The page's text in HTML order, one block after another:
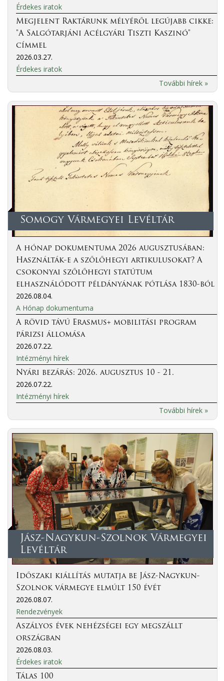
Érdekes iratok
Megjelent Raktárunk mélyéről legújabb cikke:
"A Salgótarjáni Acélgyári Tiszti Kaszinó"
címmel
2026.03.27.
Érdekes iratok
További hírek »
Somogy Vármegyei Levéltár
A hónap dokumentuma 2026 augusztusában:
Használták-e a szőlőhegyi artikulusokat? A
csokonyai szőlőhegyi statútum
elhasználódott példányának pótlása 1830-ból
2026.08.04.
A Hónap dokumentuma
A rövid távú Erasmus+ mobilitási program
párizsi állomása
2026.07.22.
Intézményi hírek
Nyári bezárás: 2026. augusztus 10 - 21.
2026.07.22.
Intézményi hírek
További hírek »
Jász-Nagykun-Szolnok Vármegyei
Levéltár
Időszaki kiállítás mutatja be Jász-Nagykun-
Szolnok vármegye elmúlt 150 évét
2026.08.07.
Rendezvények
Aszályos évek nehézségei egy megszállt
országban
2026.08.03.
Érdekes iratok
Tálas 100